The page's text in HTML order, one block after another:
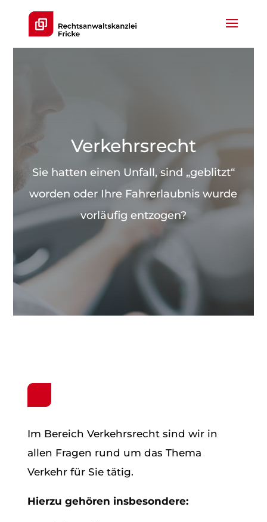
Verkehrsrecht
Sie hatten einen Unfall, sind „geblitzt“
worden oder Ihre Fahrerlaubnis wurde
vorläufig entzogen?
Im Bereich Verkehrsrecht sind wir in
allen Fragen rund um das Thema
Verkehr für Sie tätig.
Hierzu gehören insbesondere: